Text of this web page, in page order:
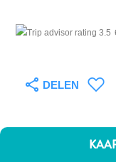
entertainment
parken
en
DELEN